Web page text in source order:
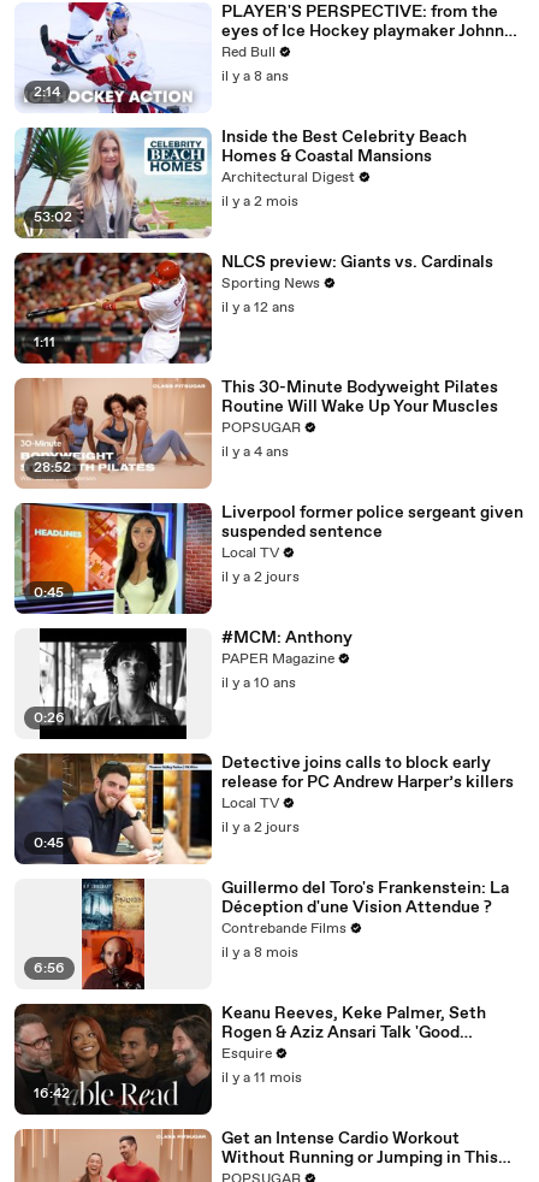
2:14
PLAYER'S PERSPECTIVE: from the
eyes of Ice Hockey playmaker Johnny
Hughes.
Red Bull
il y a 8 ans
53:02
Inside the Best Celebrity Beach
Homes & Coastal Mansions
Architectural Digest
il y a 2 mois
1:11
NLCS preview: Giants vs. Cardinals
Sporting News
il y a 12 ans
28:52
This 30-Minute Bodyweight Pilates
Routine Will Wake Up Your Muscles
POPSUGAR
il y a 4 ans
0:45
Liverpool former police sergeant given
suspended sentence
Local TV
il y a 2 jours
0:26
#MCM: Anthony
PAPER Magazine
il y a 10 ans
0:45
Detective joins calls to block early
release for PC Andrew Harper’s killers
Local TV
il y a 2 jours
6:56
Guillermo del Toro's Frankenstein: La
Déception d'une Vision Attendue ?
Contrebande Films
il y a 8 mois
16:42
Keanu Reeves, Keke Palmer, Seth
Rogen & Aziz Ansari Talk 'Good
Fortune' at Esquire’s Table Read
Esquire
il y a 11 mois
Get an Intense Cardio Workout
Without Running or Jumping in This
30-Minute Routine